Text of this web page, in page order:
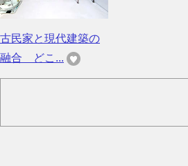
古民家と現代建築の
融合 どこ...